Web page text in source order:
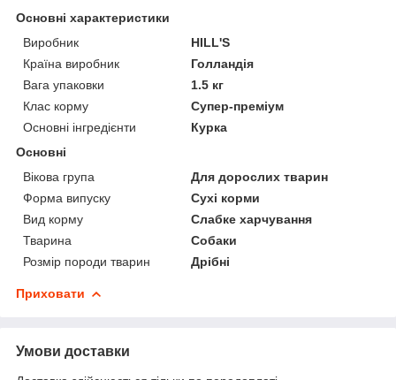
Основні характеристики
Виробник
HILL'S
Країна виробник
Голландія
Вага упаковки
1.5 кг
Клас корму
Супер-преміум
Основні інгредієнти
Курка
Основні
Вікова група
Для дорослих тварин
Форма випуску
Сухі корми
Вид корму
Слабке харчування
Тварина
Собаки
Розмір породи тварин
Дрібні
Приховати
Умови доставки